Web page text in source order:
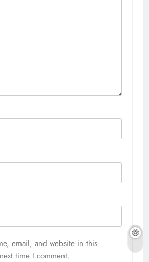
email, and website in this
time I comment.